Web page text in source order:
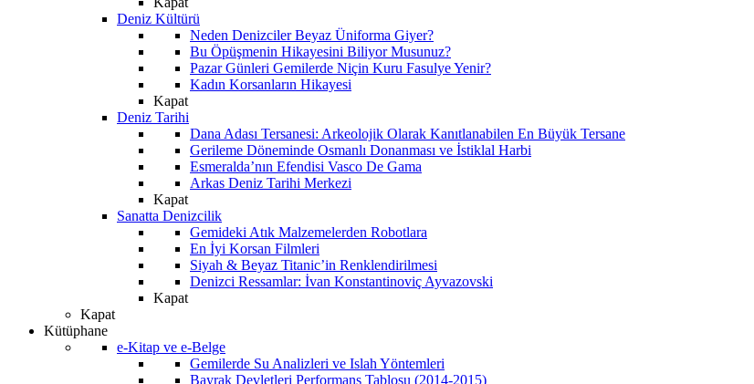
Deniz Kültürü
Neden Denizciler Beyaz Üniforma Giyer?
Bu Öpüşmenin Hikayesini Biliyor Musunuz?
Pazar Günleri Gemilerde Niçin Kuru Fasulye Yenir?
Kadın Korsanların Hikayesi
Kapat
Deniz Tarihi
Dana Adası Tersanesi: Arkeolojik Olarak Kanıtlanabilen En Büyük Tersane
Gerileme Döneminde Osmanlı Donanması ve İstiklal Harbi
Esmeralda’nın Efendisi Vasco De Gama
Arkas Deniz Tarihi Merkezi
Kapat
Sanatta Denizcilik
Gemideki Atık Malzemelerden Robotlara
En İyi Korsan Filmleri
Siyah & Beyaz Titanic’in Renklendirilmesi
Denizci Ressamlar: İvan Konstantinoviç Ayvazovski
Kapat
Kapat
Kütüphane
e-Kitap ve e-Belge
Gemilerde Su Analizleri ve Islah Yöntemleri
Bayrak Devletleri Performans Tablosu (2014-2015)